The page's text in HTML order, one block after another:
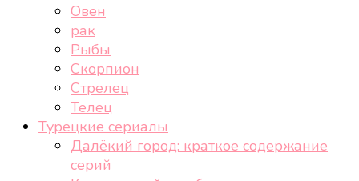
Овен
рак
Рыбы
Скорпион
Стрелец
Телец
Турецкие сериалы
Далёкий город: краткое содержание
серий